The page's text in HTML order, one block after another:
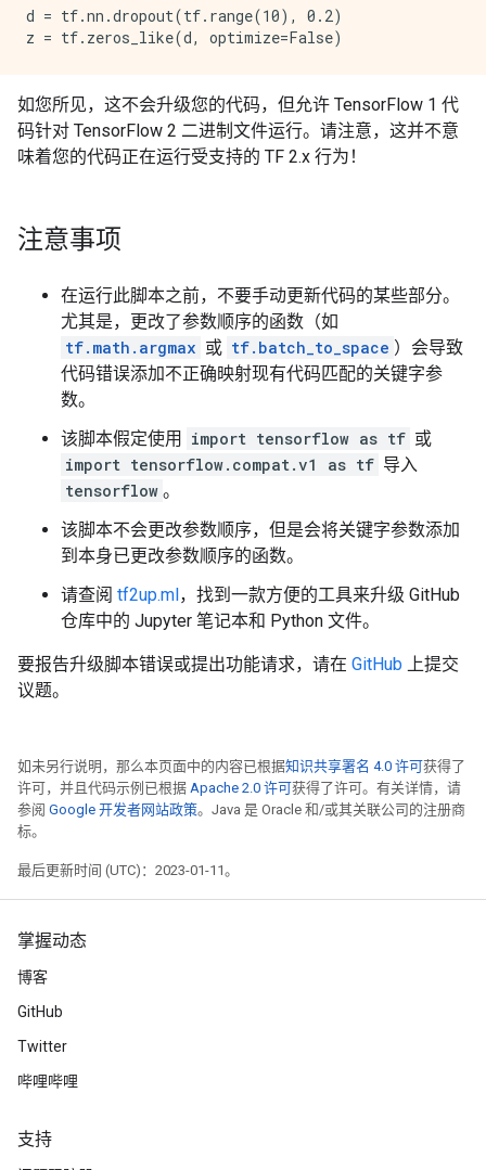
d = tf.nn.dropout(tf.range(10), 0.2)
如您所见，这不会升级您的代码，但允许 TensorFlow 1 代
码针对 TensorFlow 2 二进制文件运行。请注意，这并不意
味着您的代码正在运行受支持的 TF 2.x 行为！
注意事项
在运行此脚本之前，不要手动更新代码的某些部分。
尤其是，更改了参数顺序的函数（如
tf.math.argmax 或 tf.batch_to_space ）会导致
代码错误添加不正确映射现有代码匹配的关键字参
数。
该脚本假定使用
import tensorflow as tf 或
import tensorflow.compat.v1 as tf 导入
tensorflow 。
该脚本不会更改参数顺序，但是会将关键字参数添加
到本身已更改参数顺序的函数。
请查阅 tf2up.ml，找到一款方便的工具来升级 GitHub
仓库中的 Jupyter 笔记本和 Python 文件。
要报告升级脚本错误或提出功能请求，请在 GitHub 上提交
议题。
如未另行说明，那么本页面中的内容已根据知识共享署名 4.0 许可获得了
许可，并且代码示例已根据 Apache 2.0 许可获得了许可。有关详情，请
参阅 Google 开发者网站政策。Java 是 Oracle 和/或其关联公司的注册商
标。
最后更新时间 (UTC)：2023-01-11。
掌握动态
博客
GitHub
Twitter
哔哩哔哩
支持